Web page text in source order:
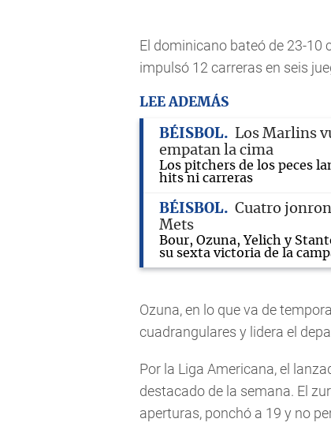
El dominicano bateó de 23-10
impulsó 12 carreras en seis
LEE ADEMÁS
BÉISBOL
Los Marlins
empatan la cima
Los pitchers de los peces
hits ni carreras
BÉISBOL
Cuatro
Mets
Bour, Ozuna, Yelich y
su sexta victoria de la
Ozuna, en lo que va de
cuadrangulares y lidera el
Por la Liga Americana, el
destacado de la semana. El
aperturas, ponchó a 19 y no